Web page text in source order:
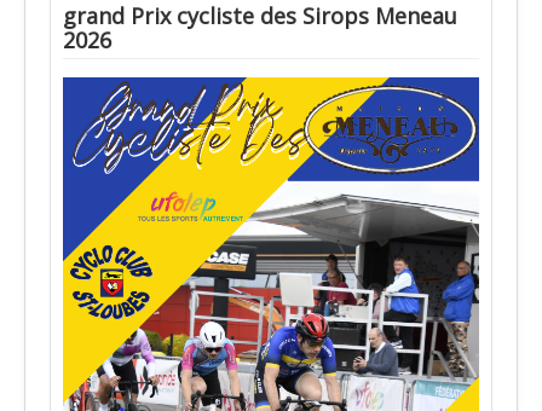
grand Prix cycliste des Sirops Meneau
2026